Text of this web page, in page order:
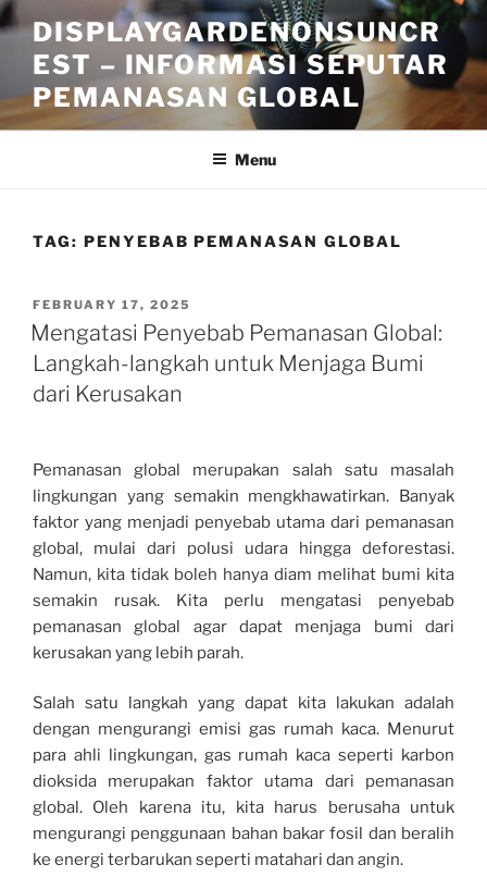
Skip
to
content
DISPLAYGARDENONSUNCR
EST – INFORMASI SEPUTAR
PEMANASAN GLOBAL
Menu
TAG: PENYEBAB PEMANASAN GLOBAL
POSTED
ON
FEBRUARY 17, 2025
Mengatasi Penyebab Pemanasan Global:
Langkah-langkah untuk Menjaga Bumi
dari Kerusakan
Pemanasan global merupakan salah satu masalah
lingkungan yang semakin mengkhawatirkan. Banyak
faktor yang menjadi penyebab utama dari pemanasan
global, mulai dari polusi udara hingga deforestasi.
Namun, kita tidak boleh hanya diam melihat bumi kita
semakin rusak. Kita perlu mengatasi penyebab
pemanasan global agar dapat menjaga bumi dari
kerusakan yang lebih parah.
Salah satu langkah yang dapat kita lakukan adalah
dengan mengurangi emisi gas rumah kaca. Menurut
para ahli lingkungan, gas rumah kaca seperti karbon
dioksida merupakan faktor utama dari pemanasan
global. Oleh karena itu, kita harus berusaha untuk
mengurangi penggunaan bahan bakar fosil dan beralih
ke energi terbarukan seperti matahari dan angin.